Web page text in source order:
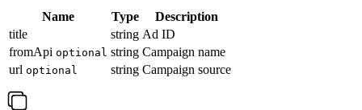
Name Type
Description
title
string Ad ID
fromApi optional string Campaign name
url optional string Campaign source